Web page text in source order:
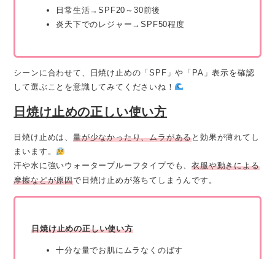
日常生活→SPF20～30前後
炎天下でのレジャー→SPF50程度
シーンに合わせて、日焼け止めの「SPF」や「PA」表示を確認
して選ぶことを意識してみてくださいね！
日焼け止めの正しい使い方
日焼け止めは、 量が少なかったり、ムラがあると効果が薄れてし
まいます。
汗や水に強いウォータープルーフタイプでも、衣服や動きによる
摩擦などが原因で日焼け止めが落ちてしまうんです。
日焼け止めの正しい使い方
十分な量でお肌にムラなくのばす